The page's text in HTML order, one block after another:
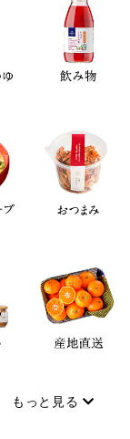
もっと見る